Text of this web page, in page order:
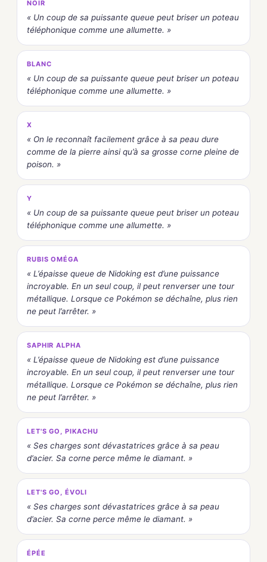
NOIR
« Un coup de sa puissante queue peut briser un poteau
téléphonique comme une allumette. »
BLANC
« Un coup de sa puissante queue peut briser un poteau
téléphonique comme une allumette. »
X
« On le reconnaît facilement grâce à sa peau dure
comme de la pierre ainsi qu’à sa grosse corne pleine de
poison. »
Y
« Un coup de sa puissante queue peut briser un poteau
téléphonique comme une allumette. »
RUBIS OMÉGA
« L’épaisse queue de Nidoking est d’une puissance
incroyable. En un seul coup, il peut renverser une tour
métallique. Lorsque ce Pokémon se déchaîne, plus rien
ne peut l’arrêter. »
SAPHIR ALPHA
« L’épaisse queue de Nidoking est d’une puissance
incroyable. En un seul coup, il peut renverser une tour
métallique. Lorsque ce Pokémon se déchaîne, plus rien
ne peut l’arrêter. »
LET'S GO, PIKACHU
« Ses charges sont dévastatrices grâce à sa peau
d’acier. Sa corne perce même le diamant. »
LET'S GO, ÉVOLI
« Ses charges sont dévastatrices grâce à sa peau
d’acier. Sa corne perce même le diamant. »
ÉPÉE